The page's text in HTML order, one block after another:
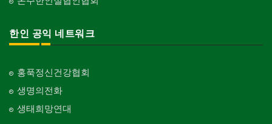
한인 공익 네트워크
홍푹정신건강협회
생명의전화
생태희망연대